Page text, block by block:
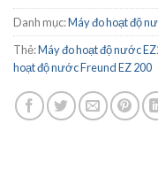
Danh mục:Máy đo hoạt độ
Thẻ:Máy đo hoạt độ nước
hoạt độ nước Freund EZ 200